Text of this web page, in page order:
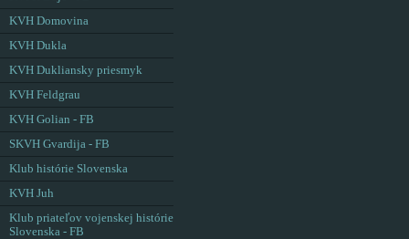
KVH Domovina
KVH Dukla
KVH Dukliansky priesmyk
KVH Feldgrau
KVH Golian - FB
SKVH Gvardija - FB
Klub histórie Slovenska
KVH Juh
Klub priateľov vojenskej histórie
Slovenska - FB